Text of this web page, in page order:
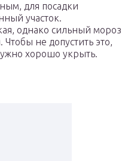
для посадки
участок.
однако сильный мороз
не допустить это,
хорошо укрыть.